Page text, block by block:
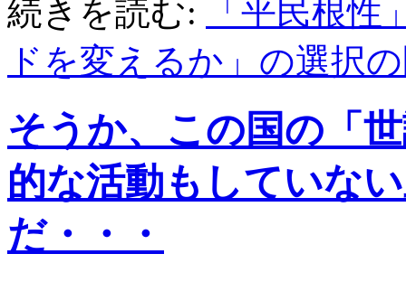
続きを読む:
「平民根
ドを変えるか」の選択
そうか、この国の「
的な活動もしていな
だ・・・